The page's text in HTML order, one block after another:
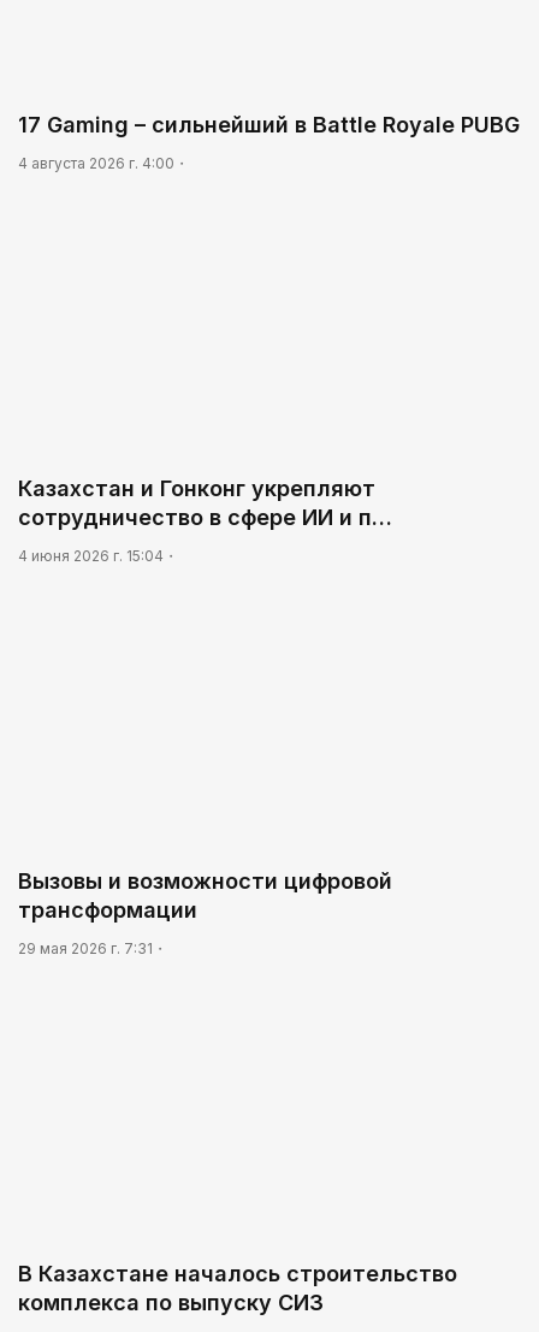
Не хочется уезжать
03:30
17 Gaming – сильнейший в Battle Royale PUBG
4 августа 2026 г. 4:00
Казахстан и Гонконг укрепляют
сотрудничество в сфере ИИ и п…
4 июня 2026 г. 15:04
Вызовы и возможности цифровой
трансформации
29 мая 2026 г. 7:31
В Казахстане началось строительство
комплекса по выпуску СИЗ